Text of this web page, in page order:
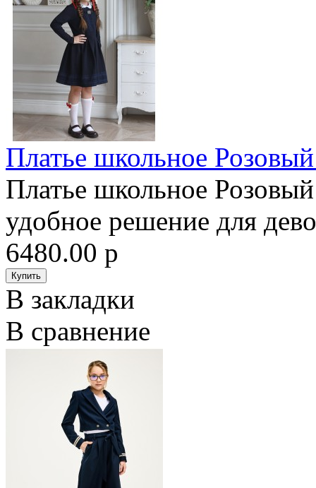
Платье школьное
Платье школьное
удобное решение для
6480.00 р
В закладки
В сравнение